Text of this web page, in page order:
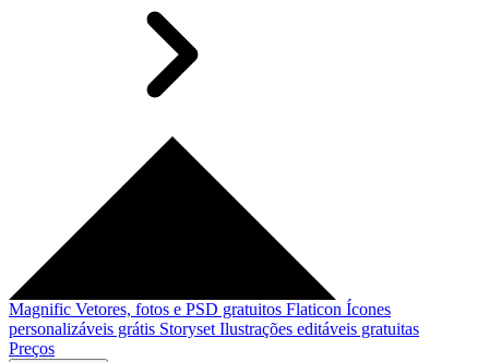
Magnific Vetores, fotos e PSD gratuitos Flaticon Ícones
personalizáveis grátis Storyset Ilustrações editáveis gratuitas
Preços